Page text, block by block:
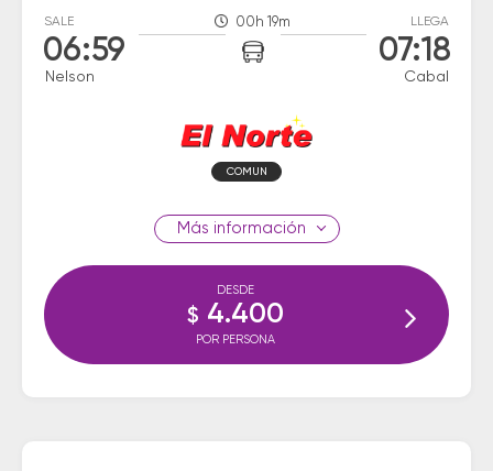
SALE
06:59
Nelson
00h 19m LLEGA
07:18
Cabal
COMUN
información
DESDE
$ 4.400
POR PERSONA